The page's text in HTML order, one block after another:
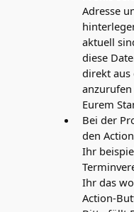
Adresse
aktuell
diese
direkt aus
Eurem
Bei der
den
Ihr
Ihr das
Action-